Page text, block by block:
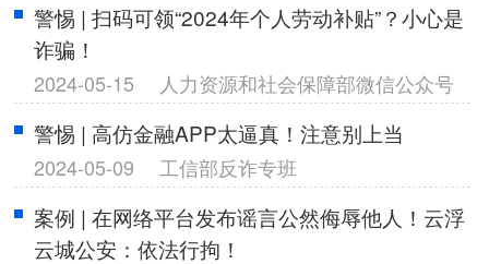
警惕 | 扫码可领“2024年个人劳动补贴”？小心是
诈骗！
2024-05-15 人力资源和社会保障部微信公众号
警惕 | 高仿金融APP太逼真！注意别上当
2024-05-09 工信部反诈专班
案例 | 在网络平台发布谣言公然侮辱他人！云浮
云城公安：依法行拘！